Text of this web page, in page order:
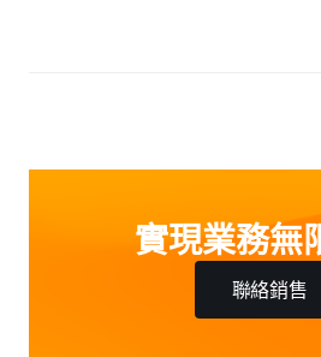
實現業務無
聯絡銷售